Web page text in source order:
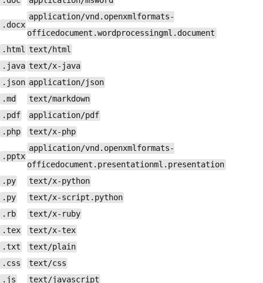
.docx
application/vnd.openxmlformats-
officedocument.wordprocessingml.document
.html text/html
.java text/x-java
.json application/json
.md
text/markdown
.pdf
application/pdf
.php
text/x-php
.pptx
application/vnd.openxmlformats-
officedocument.presentationml.presentation
.py
text/x-python
.py
text/x-script.python
.rb
text/x-ruby
.tex
text/x-tex
.txt
text/plain
.css
text/css
.js
text/javascript